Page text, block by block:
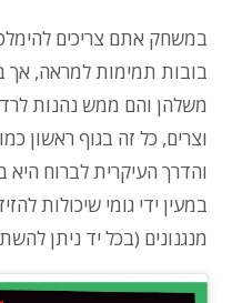
במשחק אתם צריכים
בובות תמימות למראה, אך
משלהן והם ממש נהנות
וצרים, כל זה בגוף ראשון
והדרך העיקרית לברוח
במעין ידי גומי שיכולות
מנגנונים (בכל יד ניתן